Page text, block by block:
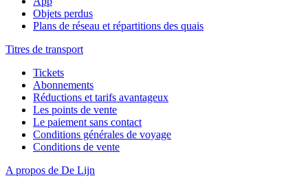
Objets perdus
Plans de réseau et répartitions des quais
Titres de transport
Tickets
Abonnements
Réductions et tarifs avantageux
Les points de vente
Le paiement sans contact
Conditions générales de voyage
Conditions de vente
A propos de De Lijn